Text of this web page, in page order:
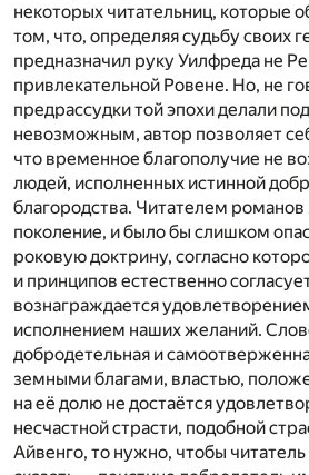
некоторых читательниц, которые
том, что, определяя судьбу своих
предназначил руку Уилфреда не
привлекательной Ровене. Но, не
предрассудки той эпохи делали
невозможным, автор позволяет
что временное благополучие не
людей, исполненных истинной
благородства. Читателем романов
поколение, и было бы слишком
роковую доктрину, согласно
и принципов естественно
вознаграждается
исполнением наших желаний.
добродетельная и
земными благами, властью,
на её долю не достаётся
несчастной страсти, подобной
Айвенго, то нужно, чтобы